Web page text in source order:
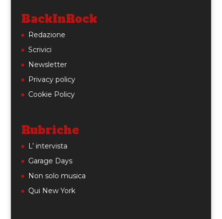
BackInRock
Redazione
Scrivici
Newsletter
Privacy policy
Cookie Policy
Rubriche
L’ intervista
Garage Days
Non solo musica
Qui New York